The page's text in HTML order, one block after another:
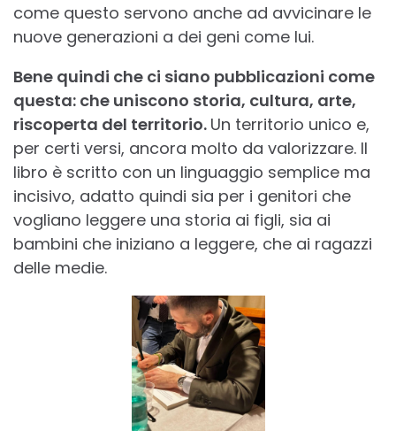
come questo servono anche ad avvicinare le
nuove generazioni a dei geni come lui.
Bene quindi che ci siano pubblicazioni come
questa: che uniscono storia, cultura, arte,
riscoperta del territorio. Un territorio unico e,
per certi versi, ancora molto da valorizzare. Il
libro è scritto con un linguaggio semplice ma
incisivo, adatto quindi sia per i genitori che
vogliano leggere una storia ai figli, sia ai
bambini che iniziano a leggere, che ai ragazzi
delle medie.